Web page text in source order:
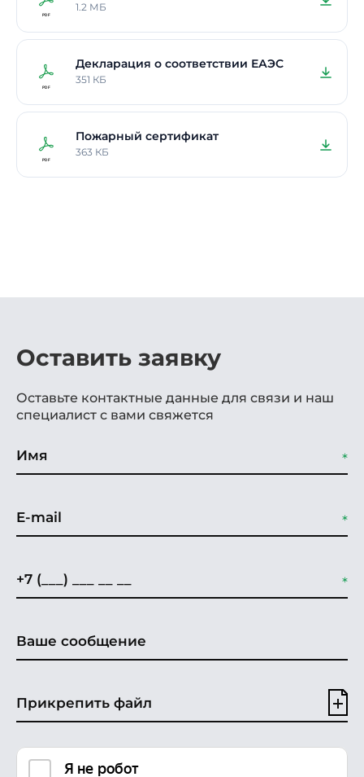
Ширина
Высота / Глубина
Срок службы светодиодов
В реестре Минпромторга
Нет
Гарантия
1.2 МБ
Декларация о соответствии ЕАЭС
351 КБ
Пожарный сертификат
363 КБ
Оставить заявку
Оставьте контактные данные для связи и наш
специалист с вами свяжется
Прикрепить файл